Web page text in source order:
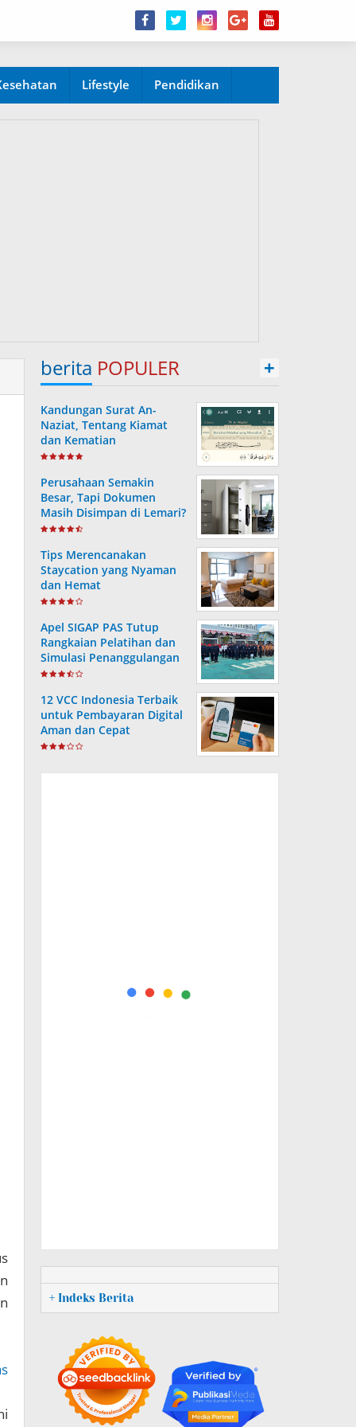
Lifestyle Pendidikan
berita POPULER +
Kandungan Surat An-
Naziat, Tentang Kiamat
dan Kematian
Perusahaan Semakin
Besar, Tapi Dokumen
Masih Disimpan di Lemari?
Ini Risiko yang Sering
Tips Merencanakan
Staycation yang Nyaman
dan Hemat
Apel SIGAP PAS Tutup
Rangkaian Pelatihan dan
Simulasi Penanggulangan
Bencana di Lapas
12 VCC Indonesia Terbaik
untuk Pembayaran Digital
Aman dan Cepat
+ Indeks Berita